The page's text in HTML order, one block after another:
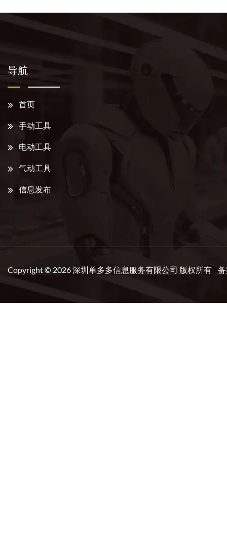
导航
首页
手动工具
电动工具
气动工具
信息发布
Copyright © 2026 深圳单多多信息服务有限公司 版权所有